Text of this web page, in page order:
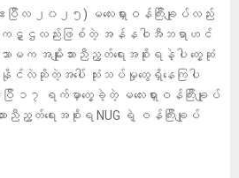
၂၀၂၅) မလေးရှားဝန်ကြီးချုပ်လည်း
ဋ္ဌလည်းဖြစ်တဲ့ အန်နဝါအီဘရာဟင်
ာမက အမျိုးသားညီညွတ်ရေးအစိုးရနဲ့ပါ တွေ့ဆုံ
ြားလာနိုင်လဲဆိုတဲ့အပေါ် သုံးသပ်မှုတွေရှိနေကြပါ
၁၇ ရက်မှာတွေ့ခဲ့တဲ့ မလေးရှားဝန်ကြီးချုပ်
ညီညွတ်ရေးအစိုးရ NUG ရဲ့ ဝန်ကြီးချုပ်